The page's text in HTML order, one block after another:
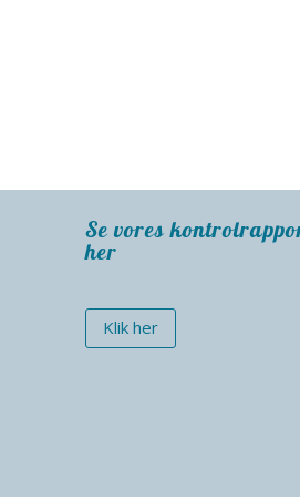
Se vores
her
Klik her